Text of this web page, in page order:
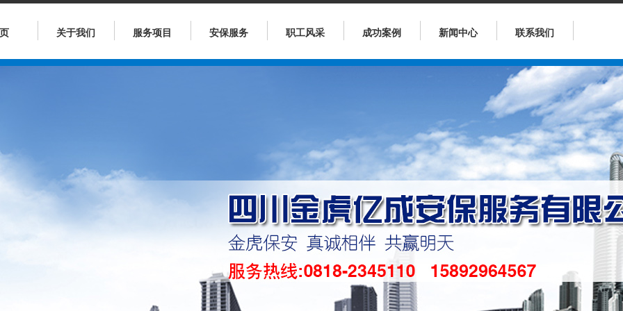
关于我们 服务项目 安保服务 职工风采 成功案例 新闻中心 联系我们